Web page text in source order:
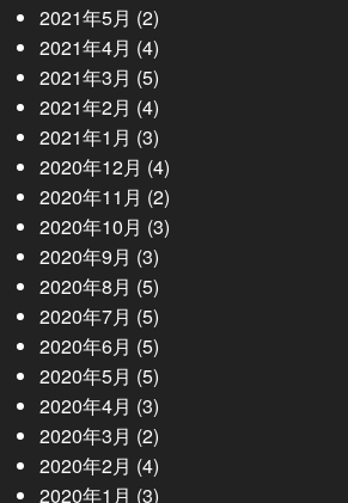
2021年5月 (2)
2021年4月 (4)
2021年3月 (5)
2021年2月 (4)
2021年1月 (3)
2020年12月 (4)
2020年11月 (2)
2020年10月 (3)
2020年9月 (3)
2020年8月 (5)
2020年7月 (5)
2020年6月 (5)
2020年5月 (5)
2020年4月 (3)
2020年3月 (2)
2020年2月 (4)
2020年1月 (3)